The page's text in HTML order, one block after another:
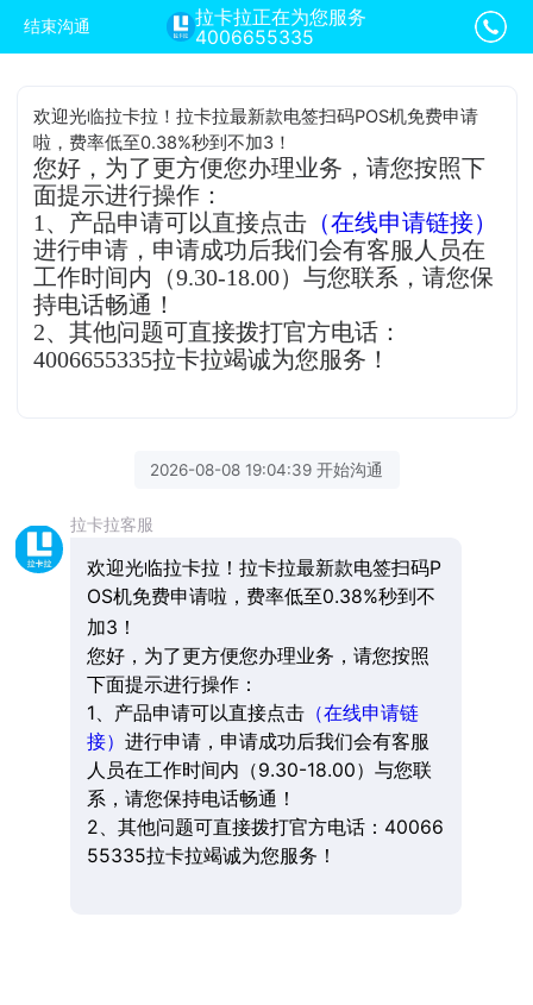
结束沟通
拉卡拉正在为您服务
4006655335
欢迎光临拉卡拉！拉卡拉最新款电签扫码POS机免费申请
啦，费率低至0.38%秒到不加3！
您好，为了更方便您办理业务，请您按照下
面提示进行操作：
1、产品申请可以直接点击 （在线申请链接）
进行申请，申请成功后我们会有客服人员在
工作时间内（9.30-18.00）与您联系，请您保
持电话畅通！
2、其他问题可直接拨打官方电话：
4006655335拉卡拉竭诚为您服务！
2026-08-08 19:04:39 开始沟通
拉卡拉客服
欢迎光临拉卡拉！拉卡拉最新款电签扫码P
OS机免费申请啦，费率低至0.38%秒到不
加3！
您好，为了更方便您办理业务，请您按照
下面提示进行操作：
1、产品申请可以直接点击（在线申请链
接） 进行申请，申请成功后我们会有客服
人员在工作时间内（9.30-18.00）与您联
系，请您保持电话畅通！
2、其他问题可直接拨打官方电话：40066
55335拉卡拉竭诚为您服务！